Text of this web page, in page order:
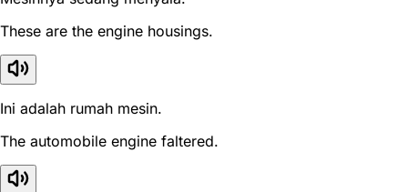
These are the engine housings.
Ini adalah rumah mesin.
The automobile engine faltered.